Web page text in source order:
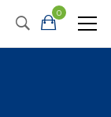
0